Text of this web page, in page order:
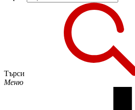
Търси
Меню